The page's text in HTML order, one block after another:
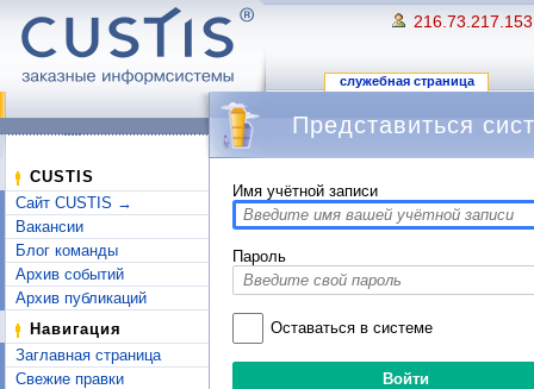
216.73.217.153
служебная страница
CUSTIS
Сайт CUSTIS →
Вакансии
Блог команды
Архив событий
Архив публикаций
Навигация
Заглавная страница
Свежие правки
Представиться
Имя учётной записи
Пароль
Оставаться в системе